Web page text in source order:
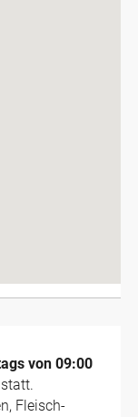
von 09:00
statt.
Fleisch-